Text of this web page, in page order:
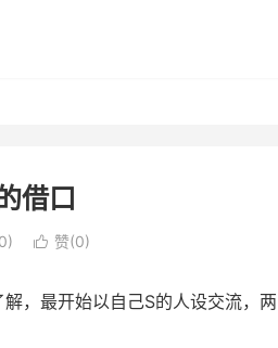
借口
 赞(0)
，最开始以自己S的人设交流，两